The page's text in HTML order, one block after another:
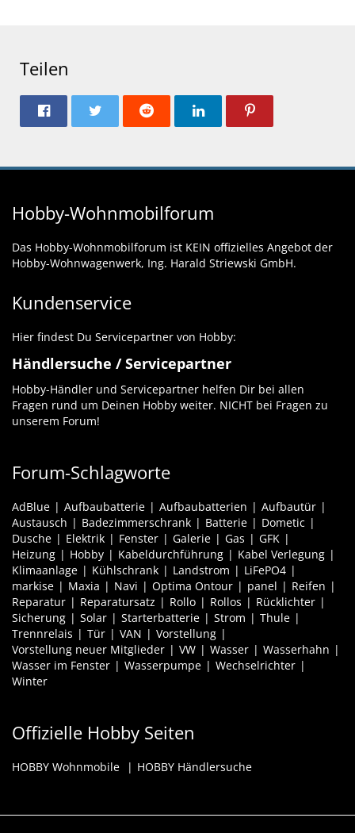
Teilen
Hobby-Wohnmobilforum
Das Hobby-Wohnmobilforum ist KEIN offizielles Angebot der
Hobby-Wohnwagenwerk, Ing. Harald Striewski GmbH.
Kundenservice
Hier findest Du Servicepartner von Hobby:
Händlersuche / Servicepartner
Hobby-Händler und Servicepartner helfen Dir bei allen
Fragen rund um Deinen Hobby weiter. NICHT bei Fragen zu
unserem Forum!
Forum-Schlagworte
AdBlue Aufbaubatterie Aufbaubatterien
Aufbautür
Austausch
Badezimmerschrank Batterie
Dometic
Dusche
Elektrik Fenster Galerie Gas
GFK
Heizung
Hobby Kabeldurchführung
Kabel Verlegung
Klimaanlage
Kühlschrank Landstrom
LiFePO4
markise
Maxia Navi Optima Ontour panel
Reifen
Reparatur
Reparatursatz Rollo Rollos
Rücklichter
Sicherung
Solar Starterbatterie Strom
Thule
Trennrelais
Tür VAN
Vorstellung
Vorstellung neuer Mitglieder
VW Wasser
Wasserhahn
Wasser im Fenster
Wasserpumpe
Wechselrichter
Winter
Offizielle Hobby Seiten
HOBBY Wohnmobile HOBBY Händlersuche